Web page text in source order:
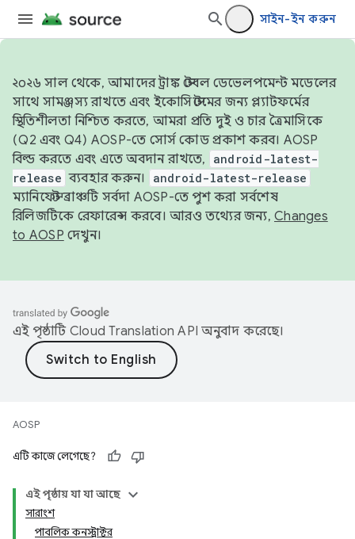
সাইন-ইন করুন
২০২৬ সাল থেকে, আমাদের ট্রাঙ্ক স্টেবল ডেভেলপমেন্ট মডেলের
সাথে সামঞ্জস্য রাখতে এবং ইকোসিস্টেমের জন্য প্ল্যাটফর্মের
স্থিতিশীলতা নিশ্চিত করতে, আমরা প্রতি দুই ও চার ত্রৈমাসিকে
(Q2 এবং Q4) AOSP-তে সোর্স কোড প্রকাশ করব। AOSP
বিল্ড করতে এবং এতে অবদান রাখতে,
android-latest-
release ব্যবহার করুন। android-latest-release
ম্যানিফেস্ট ব্রাঞ্চটি সর্বদা AOSP-তে পুশ করা সর্বশেষ
রিলিজটিকে রেফারেন্স করবে। আরও তথ্যের জন্য, Changes
to AOSP দেখুন।
এই পৃষ্ঠাটি Cloud Translation API অনুবাদ করেছে।
AOSP
এটি কাজে লেগেছে?
এই পৃষ্ঠায় যা যা আছে
সারাংশ
পাবলিক কনস্ট্রাক্টর